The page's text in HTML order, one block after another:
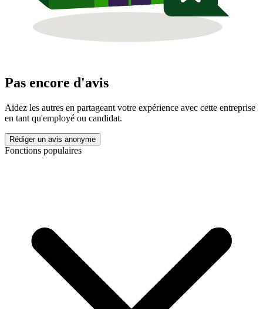
Pas encore d'avis
Aidez les autres en partageant votre expérience avec cette entreprise
en tant qu'employé ou candidat.
Rédiger un avis anonyme
Fonctions populaires